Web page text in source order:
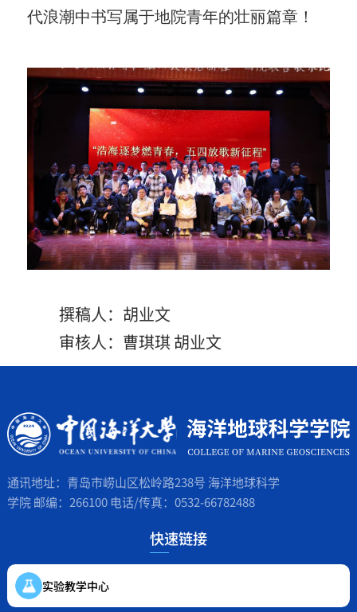
代浪潮中书写属于地院青年的壮丽篇章！
撰稿人：胡业文
审核人：曹琪琪 胡业文
通讯地址：青岛市崂山区松岭路238号 海洋地球科学
学院 邮编：266100 电话/传真：0532-66782488
快速链接
实验教学中心